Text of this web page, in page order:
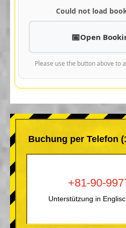
Could not load
Open
Please use the button above to
Buchung per Telefon
+81-90-
Unterstützung in